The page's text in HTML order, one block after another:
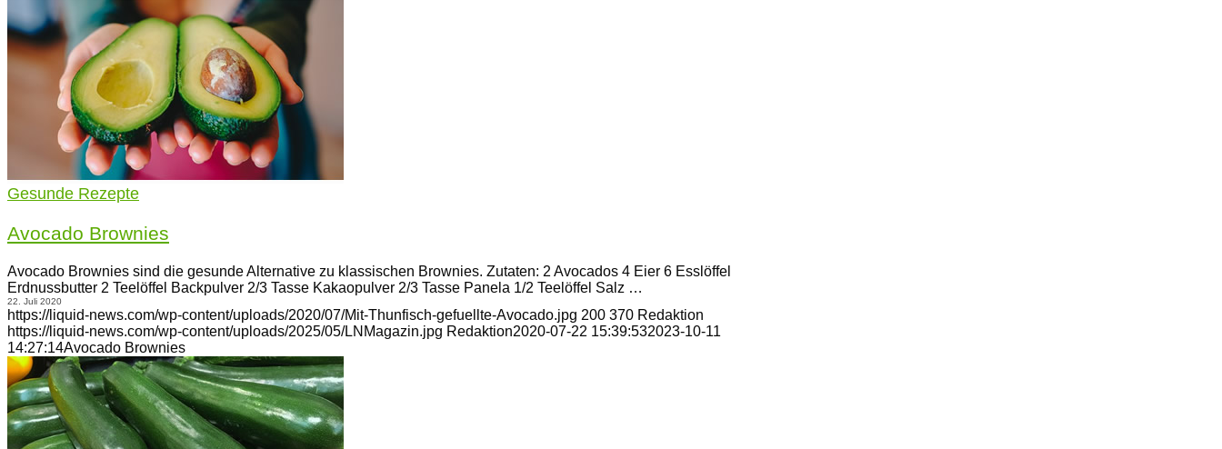
Gesunde Rezepte
Avocado Brownies
Avocado Brownies sind die gesunde Alternative zu klassischen Brownies. Zutaten: 2 Avocados 4 Eier 6 Esslöffel
Erdnussbutter 2 Teelöffel Backpulver 2/3 Tasse Kakaopulver 2/3 Tasse Panela 1/2 Teelöffel Salz …
22. Juli 2020
https://liquid-news.com/wp-content/uploads/2020/07/Mit-Thunfisch-gefuellte-Avocado.jpg 200 370 Redaktion
https://liquid-news.com/wp-content/uploads/2025/05/LNMagazin.jpg Redaktion2020-07-22 15:39:532023-10-11
14:27:14Avocado Brownies